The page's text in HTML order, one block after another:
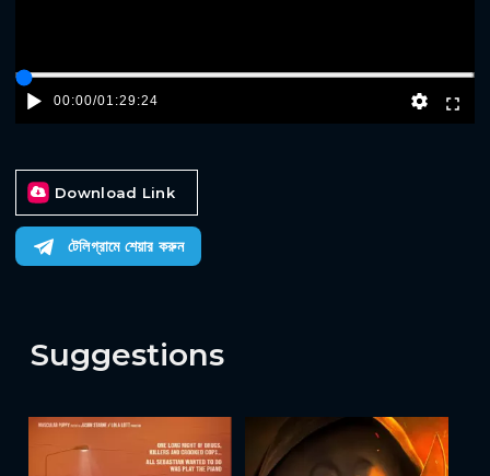
00:00/01:29:24
Download Link
টেলিগ্রামে শেয়ার করুন
Suggestions